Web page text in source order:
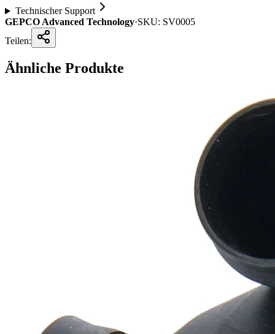
Technischer Support
GEPCO Advanced Technology·SKU: SV0005
Teilen:
Ähnliche Produkte